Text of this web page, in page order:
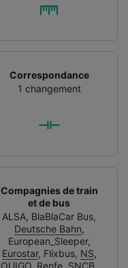
Correspondance
1 changement
Compagnies de train
et de bus
ALSA, BlaBlaCar Bus,
Deutsche Bahn,
European_Sleeper,
Eurostar, Flixbus, NS,
OUIGO, Renfe, SNCB,